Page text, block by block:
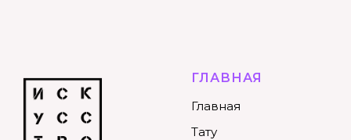
ГЛАВНАЯ
Главная
Тату